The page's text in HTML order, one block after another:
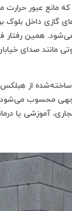
مانع عبور
گازی داخل بلوک
همین رفتار
مانند صدای
محسوب
آموزشی یا